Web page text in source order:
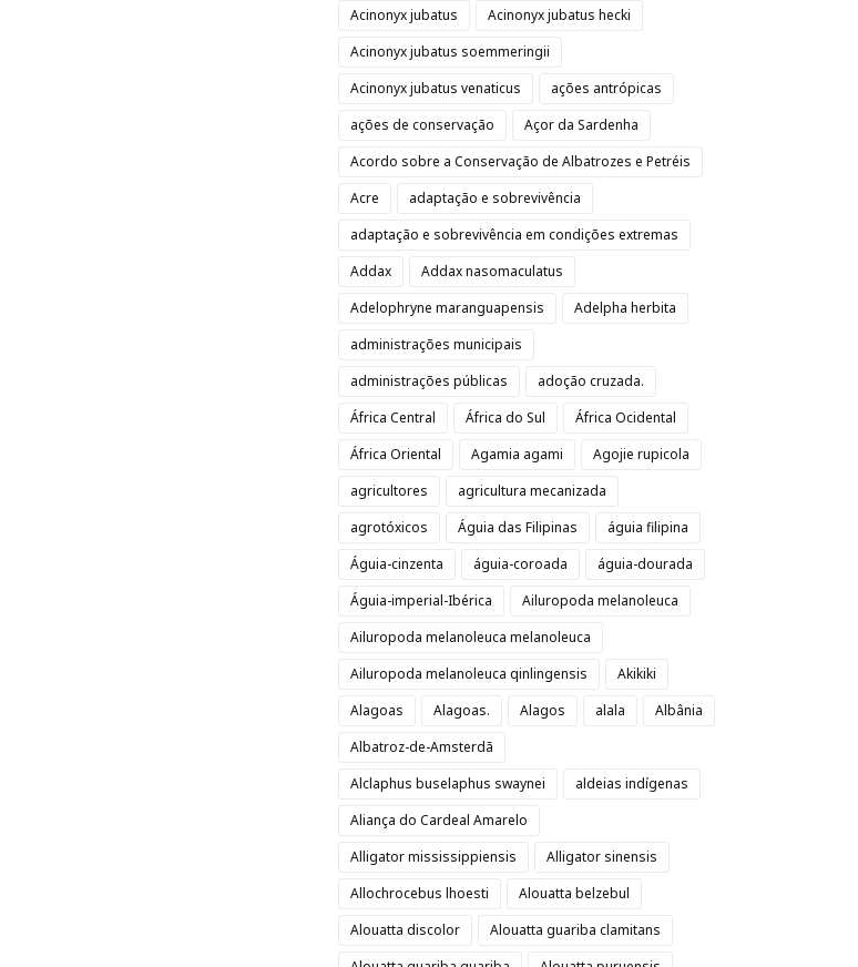
Acinonyx jubatus
Acinonyx jubatus hecki
Acinonyx jubatus soemmeringii
Acinonyx jubatus venaticus
ações antrópicas
ações de conservação
Açor da Sardenha
Acordo sobre a Conservação de Albatrozes e Petréis
Acre
adaptação e sobrevivência
adaptação e sobrevivência em condições extremas
Addax
Addax nasomaculatus
Adelophryne maranguapensis
Adelpha herbita
administrações municipais
administrações públicas
adoção cruzada.
África Central
África do Sul
África Ocidental
África Oriental
Agamia agami
Agojie rupicola
agricultores
agricultura mecanizada
agrotóxicos
Águia das Filipinas
águia filipina
Águia-cinzenta
águia-coroada
águia-dourada
Águia-imperial-Ibérica
Ailuropoda melanoleuca
Ailuropoda melanoleuca melanoleuca
Ailuropoda melanoleuca qinlingensis
Akikiki
Alagoas
Alagoas. Alagos alala
Albânia
Albatroz-de-Amsterdã
Alclaphus buselaphus swaynei
aldeias indígenas
Aliança do Cardeal Amarelo
Alligator mississippiensis
Alligator sinensis
Allochrocebus lhoesti
Alouatta belzebul
Alouatta discolor
Alouatta guariba clamitans